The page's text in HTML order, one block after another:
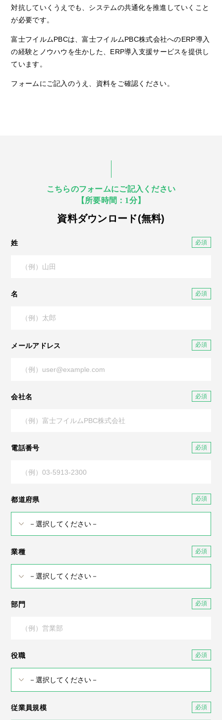
対抗していくうえでも、システムの共通化を推進していくこと
が必要です。
富士フイルムPBCは、富士フイルムPBC株式会社へのERP導入
の経験とノウハウを生かした、ERP導入支援サービスを提供し
ています。
フォームにご記入のうえ、資料をご確認ください。
こちらのフォームにご記入ください
【所要時間：1分】
資料ダウンロード(無料)
姓
名
メールアドレス
会社名
電話番号
都道府県
業種
部門
役職
従業員規模